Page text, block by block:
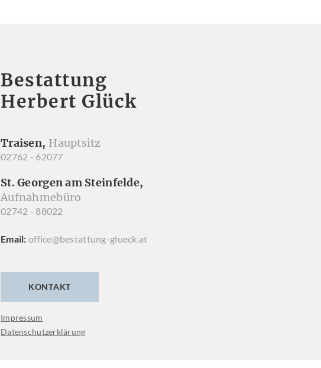
Bestattung
Herbert Glück
Traisen, Hauptsitz
02762 - 62077
St. Georgen am Steinfelde,
Aufnahmebüro
02742 - 88022
Email office@bestattung-glueck.at
KONTAKT
Impressum
Datenschutzerklärung